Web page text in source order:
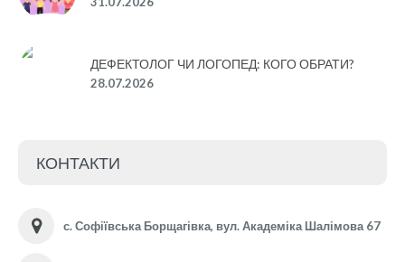
ДЕФЕКТОЛОГ ЧИ ЛОГОПЕД: КОГО ОБРАТИ?
28.07.2026
КОНТАКТИ
с. Софіївська Борщагівка, вул. Академіка Шалімова 67